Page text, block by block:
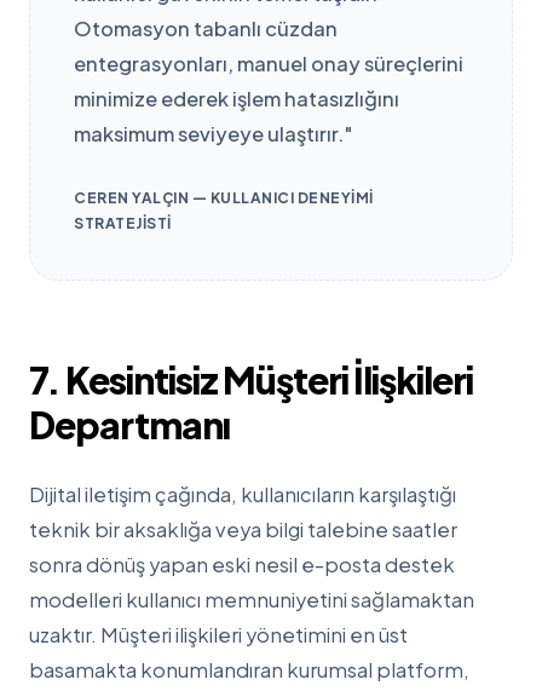
Otomasyon tabanlı cüzdan
entegrasyonları, manuel onay süreçlerini
minimize ederek işlem hatasızlığını
maksimum seviyeye ulaştırır."
CEREN YALÇIN — KULLANICI DENEYIMI
STRATEJISTI
7. Kesintisiz Müşteri İlişkileri
Departmanı
Dijital iletişim çağında, kullanıcıların karşılaştığı
teknik bir aksaklığa veya bilgi talebine saatler
sonra dönüş yapan eski nesil e-posta destek
modelleri kullanıcı memnuniyetini sağlamaktan
uzaktır. Müşteri ilişkileri yönetimini en üst
basamakta konumlandıran kurumsal platform,